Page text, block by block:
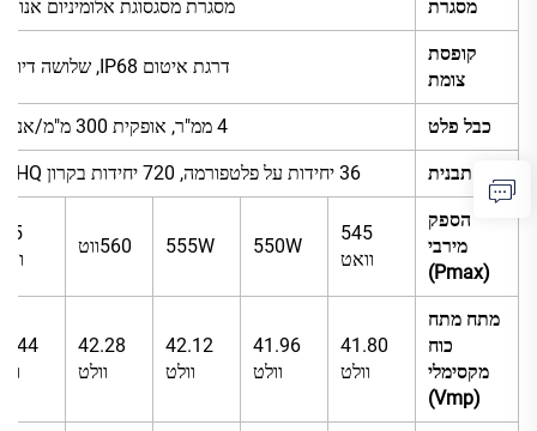
מסגרת מסגרת מסגסוגת אלומיניום
קופסת
צומת
דרגת איטום IP68, שלושה דיודות
כבל פלט 4 ממ"ר, אופקית 300 מ"מ/אנכית
תבנית 36 יחידות על פלטפורמה, 720 יחידות בקרון 40′HQ
הספק
מירבי
(Pmax)
545
וואט
550W
555W 560ווט
מתח מתח
כוח
מקסימלי
(Vmp)
41.80
וולט
41.96
וולט
42.12
וולט
42.28
וולט